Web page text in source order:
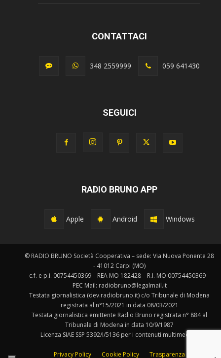
CONTATTACI
348 2559999 059 641430
SEGUICI
RADIO BRUNO APP
Apple Android Windows
© RADIO BRUNO Società Cooperativa – sede: Via Nuova Ponente 28
- 41012 Carpi (MO)
c.f. e p.i. 00754450369 – REA MO 182428 – R.I. MO 00754450369 –
PEC Mail: radiobruno@legalmail.it
Testata giornalistica (dev.radiobruno.it) c/o Tribunale di Modena
registrata al n°15/2021 in data 08/03/2021
Testata giornalistica emittente Radio Bruno registrata n° 884 al
Tribunale di Modena in data 10/9/1987
Licenza SIAE SSP 5392/I/5136 per i contenuti multimediali.
Privacy Policy Cookie Policy Trasparenza